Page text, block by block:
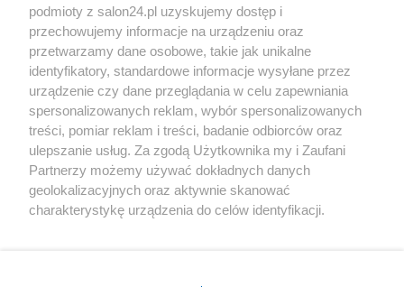
Społeczeństwo
Kultura
X Facebook Instagram Youtube
podmioty z salon24.pl uzyskujemy dostęp i
przechowujemy informacje na urządzeniu oraz
przetwarzamy dane osobowe, takie jak unikalne
identyfikatory, standardowe informacje wysyłane przez
urządzenie czy dane przeglądania w celu zapewniania
spersonalizowanych reklam, wybór spersonalizowanych
treści, pomiar reklam i treści, badanie odbiorców oraz
ulepszanie usług. Za zgodą Użytkownika my i Zaufani
Partnerzy możemy używać dokładnych danych
geolokalizacyjnych oraz aktywnie skanować
charakterystykę urządzenia do celów identyfikacji.